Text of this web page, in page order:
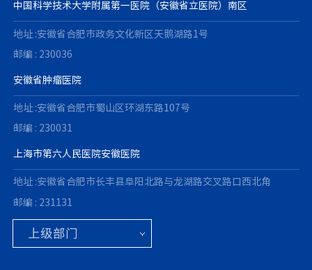
中国科学技术大学附属第一医院（安徽省立医院）南区
地址 :安徽省合肥市政务文化新区天鹅湖路1号
邮编 : 230036
安徽省肿瘤医院
地址 :安徽省合肥市蜀山区环湖东路107号
邮编 : 230031
上海市第六人民医院安徽医院
地址 :安徽省合肥市长丰县阜阳北路与龙湖路交叉路口西北角
邮编 : 231131